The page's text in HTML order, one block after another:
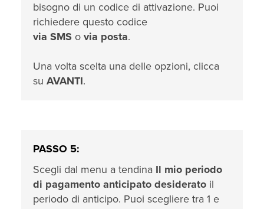
bisogno di un codice di attivazione. Puoi
richiedere questo codice
via SMS o via posta.
Una volta scelta una delle opzioni, clicca
su AVANTI.
PASSO 5:
Scegli dal menu a tendina Il mio periodo
di pagamento anticipato desiderato il
periodo di anticipo. Puoi scegliere tra 1 e